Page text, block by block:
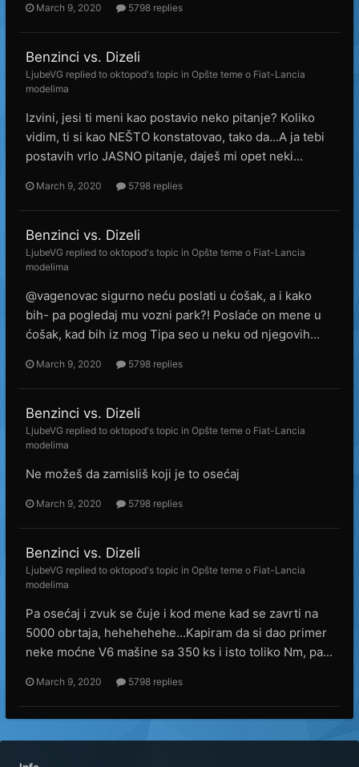
March 9, 2020 5798 replies
Benzinci vs. Dizeli
LjubeVG replied to oktopod's topic in Opšte teme o Fiat-Lancia
modelima
Izvini, jesi ti meni kao postavio neko pitanje? Koliko
vidim, ti si kao NEŠTO konstatovao, tako da...A ja tebi
postavih vrlo JASNO pitanje, daješ mi opet neki...
March 9, 2020 5798 replies
Benzinci vs. Dizeli
LjubeVG replied to oktopod's topic in Opšte teme o Fiat-Lancia
modelima
@vagenovac sigurno neću poslati u ćošak, a i kako
bih- pa pogledaj mu vozni park?! Poslaće on mene u
ćošak, kad bih iz mog Tipa seo u neku od njegovih...
March 9, 2020 5798 replies
Benzinci vs. Dizeli
LjubeVG replied to oktopod's topic in Opšte teme o Fiat-Lancia
modelima
Ne možeš da zamisliš koji je to osećaj
March 9, 2020 5798 replies
Benzinci vs. Dizeli
LjubeVG replied to oktopod's topic in Opšte teme o Fiat-Lancia
modelima
Pa osećaj i zvuk se čuje i kod mene kad se zavrti na
5000 obrtaja, hehehehehe...Kapiram da si dao primer
neke moćne V6 mašine sa 350 ks i isto toliko Nm, pa...
March 9, 2020 5798 replies